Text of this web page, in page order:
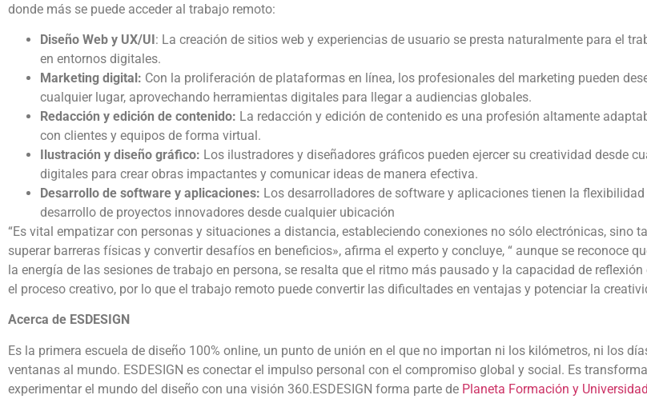
donde más se puede acceder al trabajo remoto:
Diseño Web y UX/UI: La creación de sitios web y experiencias de usuario se presta naturalmente para el
en entornos digitales.
Marketing digital: Con la proliferación de plataformas en línea, los profesionales del marketing pueden
cualquier lugar, aprovechando herramientas digitales para llegar a audiencias globales.
Redacción y edición de contenido: La redacción y edición de contenido es una profesión altamente
con clientes y equipos de forma virtual.
Ilustración y diseño gráfico: Los ilustradores y diseñadores gráficos pueden ejercer su creatividad desde
digitales para crear obras impactantes y comunicar ideas de manera efectiva.
Desarrollo de software y aplicaciones: Los desarrolladores de software y aplicaciones tienen la
desarrollo de proyectos innovadores desde cualquier ubicación
“Es vital empatizar con personas y situaciones a distancia, estableciendo conexiones no sólo electrónicas, sino
superar barreras físicas y convertir desafíos en beneficios», afirma el experto y concluye, “ aunque se reconoce
la energía de las sesiones de trabajo en persona, se resalta que el ritmo más pausado y la capacidad de
el proceso creativo, por lo que el trabajo remoto puede convertir las dificultades en ventajas y potenciar la
Acerca de ESDESIGN
Es la primera escuela de diseño 100% online, un punto de unión en el que no importan ni los kilómetros, ni los
ventanas al mundo. ESDESIGN es conectar el impulso personal con el compromiso global y social. Es
experimentar el mundo del diseño con una visión 360.ESDESIGN forma parte de Planeta Formación y